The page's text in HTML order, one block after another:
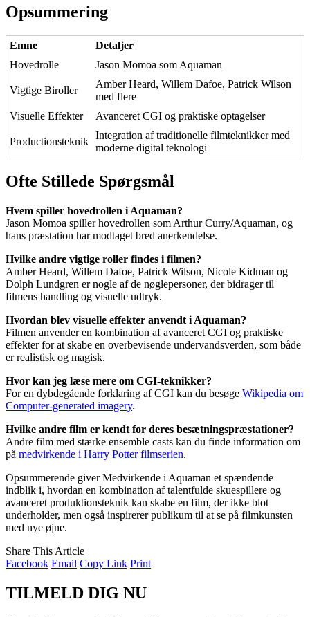
Opsummering
Emne
Detaljer
Hovedrolle
Jason Momoa som Aquaman
Vigtige Biroller
Amber Heard, Willem Dafoe, Patrick Wilson
med flere
Visuelle Effekter
Avanceret CGI og praktiske optagelser
Productionsteknik
Integration af traditionelle filmteknikker med
moderne digital teknologi
Ofte Stillede Spørgsmål
Hvem spiller hovedrollen i Aquaman?
Jason Momoa spiller hovedrollen som Arthur Curry/Aquaman, og
hans præstation har modtaget bred anerkendelse.
Hvilke andre vigtige roller findes i filmen?
Amber Heard, Willem Dafoe, Patrick Wilson, Nicole Kidman og
Dolph Lundgren er nogle af de nøglepersoner, der bidrager til
filmens handling og visuelle udtryk.
Hvordan blev visuelle effekter anvendt i Aquaman?
Filmen anvender en kombination af avanceret CGI og praktiske
effekter for at skabe en overbevisende undervandsverden, som både
er realistisk og magisk.
Hvor kan jeg læse mere om CGI-teknikker?
For en dybdegående forklaring af CGI kan du besøge Wikipedia om
Computer-generated imagery.
Hvilke andre film er kendt for deres besætningspræstationer?
Andre film med stærke ensemble casts kan du finde information om
på medvirkende i Harry Potter filmserien.
Opsummerende giver Medvirkende i Aquaman et spændende
indblik i, hvordan en kombination af talentfulde skuespillere og
avanceret produktionsteknik kan skabe en film, der ikke blot
underholder, men også inspirerer publikum til at se på filmkunsten
med nye øjne.
Share This Article
Facebook Email Copy Link Print
TILMELD DIG NU